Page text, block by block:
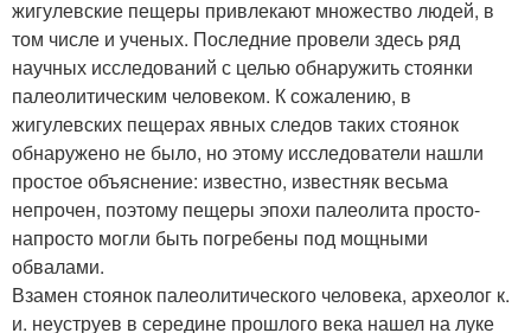
жигулевские пещеры привлекают множество людей, в
том числе и ученых. Последние провели здесь ряд
научных исследований с целью обнаружить стоянки
палеолитическим человеком. К сожалению, в
жигулевских пещерах явных следов таких стоянок
обнаружено не было, но этому исследователи нашли
простое объяснение: известно, известняк весьма
непрочен, поэтому пещеры эпохи палеолита просто-
напросто могли быть погребены под мощными
обвалами.
Взамен стоянок палеолитического человека, археолог к.
и. неуструев в середине прошлого века нашел на луке